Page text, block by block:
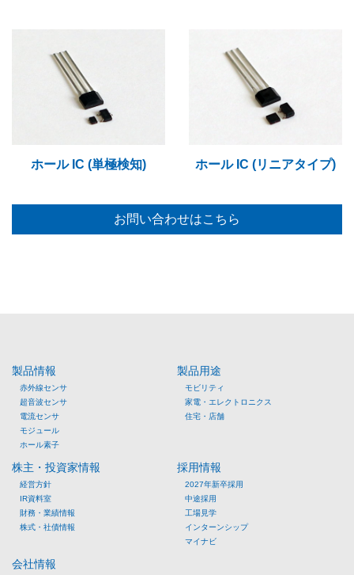
ホール IC (単極検知) ホール IC (リニアタイプ)
お問い合わせはこちら
製品情報
赤外線センサ
超音波センサ
電流センサ
モジュール
ホール素子
製品用途
モビリティ
家電・エレクトロニクス
住宅・店舗
株主・投資家情報
経営方針
IR資料室
財務・業績情報
株式・社債情報
採用情報
2027年新卒採用
中途採用
工場見学
インターンシップ
マイナビ
会社情報